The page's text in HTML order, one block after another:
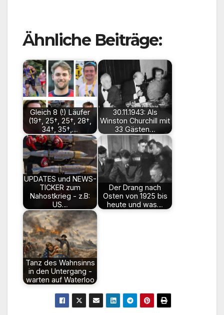
Ähnliche Beiträge:
Gleich 8 (!) Läufer
(19†, 25†, 25†, 28†,
34†, 35†,…
30.11.1943: Als
Winston Churchill mit
33 Gästen…
UPDATES und NEWS-
TICKER zum
Nahostkrieg - z.B:
US…
Der Drang nach
Osten von 1925 bis
heute und was…
Tanz des Wahnsinns
in den Untergang -
warten auf Waterloo